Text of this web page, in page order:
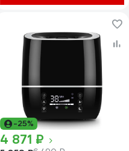
-25%
4 871 ₽